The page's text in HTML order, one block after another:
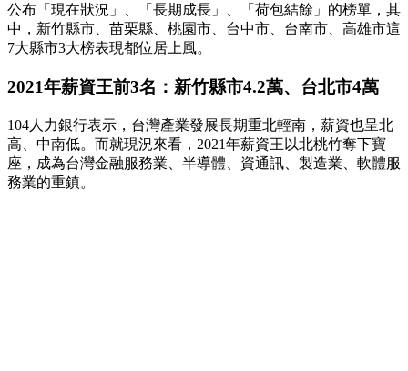
公布「現在狀況」、「長期成長」、「荷包結餘」的榜單，其
中，新竹縣市、苗栗縣、桃園市、台中市、台南市、高雄市這
7大縣市3大榜表現都位居上風。
2021年薪資王前3名：新竹縣市4.2萬、台北市4萬
104人力銀行表示，台灣產業發展長期重北輕南，薪資也呈北
高、中南低。而就現況來看，2021年薪資王以北桃竹奪下寶
座，成為台灣金融服務業、半導體、資通訊、製造業、軟體服
務業的重鎮。